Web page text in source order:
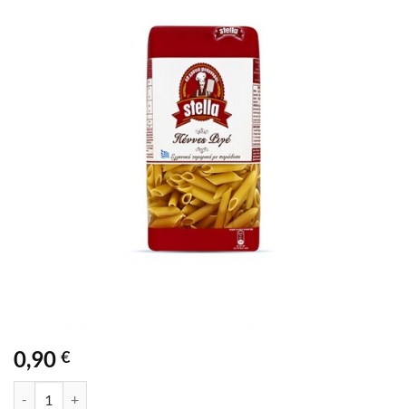
0,90 €